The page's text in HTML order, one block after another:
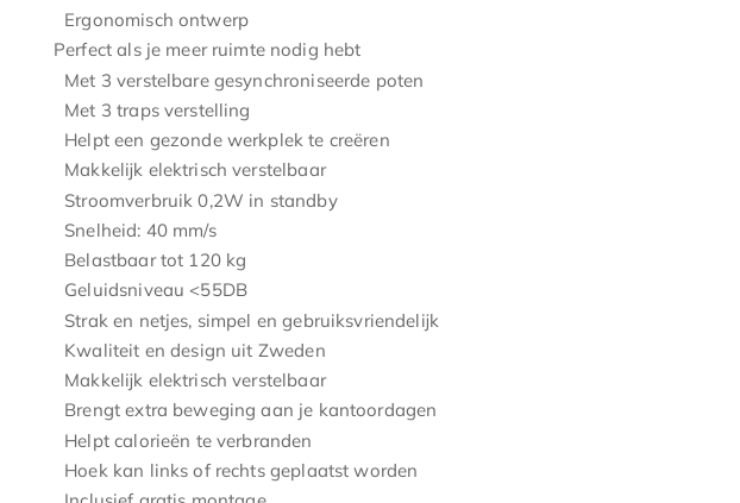
Ergonomisch ontwerp
Perfect als je meer ruimte nodig hebt
Met 3 verstelbare gesynchroniseerde poten
Met 3 traps verstelling
Helpt een gezonde werkplek te creëren
Makkelijk elektrisch verstelbaar
Stroomverbruik 0,2W in standby
Snelheid: 40 mm/s
Belastbaar tot 120 kg
Geluidsniveau <55DB
Strak en netjes, simpel en gebruiksvriendelijk
Kwaliteit en design uit Zweden
Makkelijk elektrisch verstelbaar
Brengt extra beweging aan je kantoordagen
Helpt calorieën te verbranden
Hoek kan links of rechts geplaatst worden